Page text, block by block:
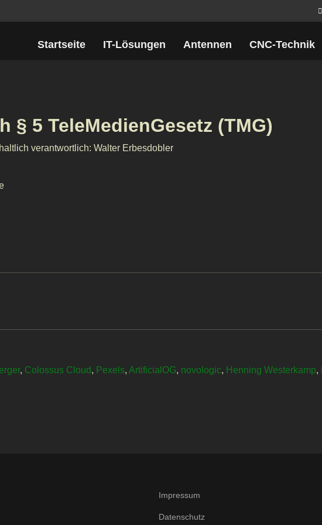
Startseite IT-Lösungen Antennen CNC-Technik
§ 5 TeleMedienGesetz (TMG)
verantwortlich: Walter Erbesdobler
, Colossus Cloud, Pexels, ArtificialOG, novologic, Henning Westerkamp,
Impressum
Datenschutz